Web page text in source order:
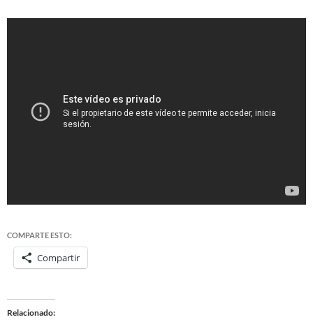
COMPARTE ESTO:
Compartir
Relacionado